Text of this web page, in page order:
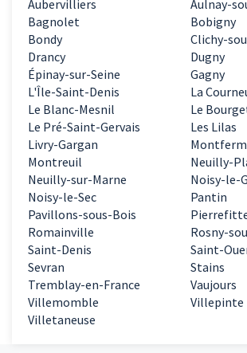
Aubervilliers
Aulnay-
Bagnolet
Bobigny
Bondy
Clichy-
Drancy
Dugny
Épinay-sur-Seine
Gagny
L'Île-Saint-Denis
La
Le Blanc-Mesnil
Le
Le Pré-Saint-Gervais
Les Lilas
Livry-Gargan
Montreuil
Neuilly-
Neuilly-sur-Marne
Noisy-le-
Noisy-le-Sec
Pantin
Pavillons-sous-Bois
Romainville
Rosny-
Saint-Denis
Saint-
Sevran
Stains
Tremblay-en-France
Vaujours
Villemomble
Villepinte
Villetaneuse